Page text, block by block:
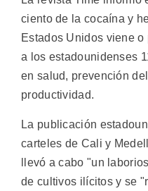
ciento de la cocaína y
Estados Unidos viene
a los estadounidenses
en salud, prevención
productividad.
La publicación
carteles de Cali y
llevó a cabo "un
de cultivos ilícitos y se